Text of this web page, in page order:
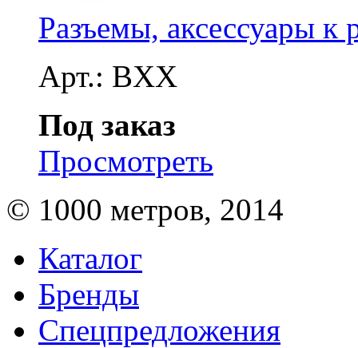
Разъемы, аксессуары к
Арт.: BXX
Под заказ
Просмотреть
© 1000 метров, 2014
Каталог
Бренды
Спецпредложения